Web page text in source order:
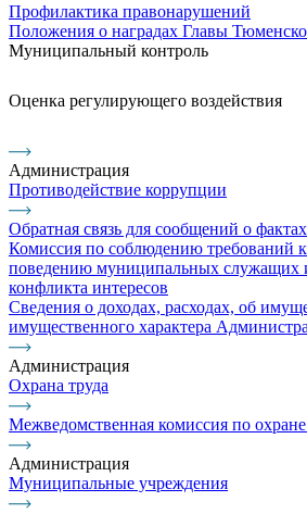
Профилактика правонарушений
Положения о наградах Главы
Муниципальный контроль
Оценка регулирующего воздействия
Администрация
Противодействие коррупции
Обратная связь для сообщений о
Комиссия по соблюдению требований
поведению муниципальных служащих
конфликта интересов
Сведения о доходах, расходах, об
имущественного характера
Администрация
Охрана труда
Межведомственная комиссия по охране
Администрация
Муниципальные учреждения